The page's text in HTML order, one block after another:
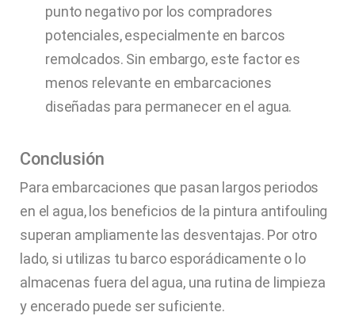
punto negativo por los compradores
potenciales, especialmente en barcos
remolcados. Sin embargo, este factor es
menos relevante en embarcaciones
diseñadas para permanecer en el agua.
Conclusión
Para embarcaciones que pasan largos periodos
en el agua, los beneficios de la pintura antifouling
superan ampliamente las desventajas. Por otro
lado, si utilizas tu barco esporádicamente o lo
almacenas fuera del agua, una rutina de limpieza
y encerado puede ser suficiente.